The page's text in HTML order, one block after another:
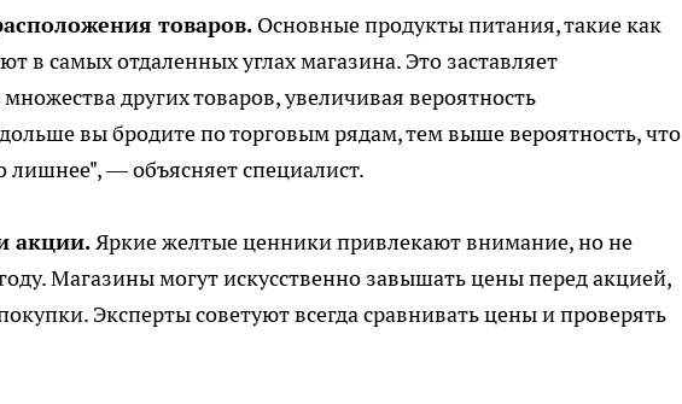
товаров. Основные продукты питания, такие как
в самых отдаленных углах магазина. Это заставляет
других товаров, увеличивая вероятность
вы бродите по торговым рядам, тем выше вероятность, что
— объясняет специалист.
акции.Яркие желтые ценники привлекают внимание, но не
Магазины могут искусственно завышать цены перед акцией,
Эксперты советуют всегда сравнивать цены и проверять